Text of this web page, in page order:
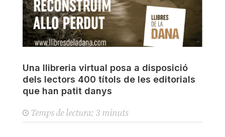
Una llibreria virtual posa a disposició
dels lectors 400 títols de les editorials
que han patit danys
Temps de lectura: 3 minuts